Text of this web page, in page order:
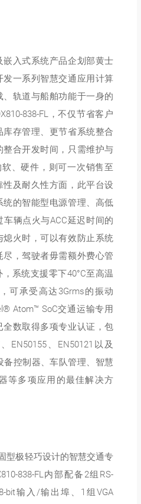
入式系统产品企划部黄士
一系列智慧交通应用计算
轨道与船舶功能于一身的
838-FL，不仅节省客户
存管理、更节省系统整合
合开发时间，只需维护与
软、硬件，则可一次销售至
及耐久性方面，此平台设
的智能型电源管理、高低
辆点火与ACC延迟时间的
火时，可以有效防止系统
，驾驶者毋需额外费心管
系统支援零下40°C至高温
可承受高达3Grms的振动
Atom™ SoC交通运输专用
数取得多项专业认证，包
EN50155、EN50121以及
备控制器、车队管理、智慧
等多项应用的最佳解决方
型极轻巧设计的智慧交通专
838-FL内部配备2组RS-
bit输入/输出埠、1组VGA